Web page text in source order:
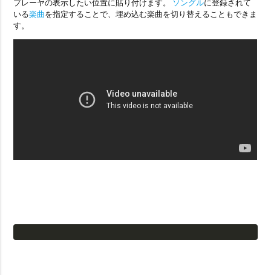
プレーヤの表示したい位置に貼り付けます。 ソングルに登録されて
いる楽曲を指定することで、埋め込む楽曲を切り替えることもできま
す。